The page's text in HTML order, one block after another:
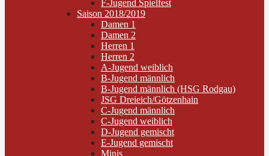
F-Jugend Spielfest
Saison 2018/2019
Damen 1
Damen 2
Herren 1
Herren 2
A-Jugend weiblich
B-Jugend männlich
B-Jugend männlich (HSG Rodgau)
JSG Dreieich/Götzenhain
C-Jugend männlich
C-Jugend weiblich
D-Jugend gemischt
E-Jugend gemischt
Minis